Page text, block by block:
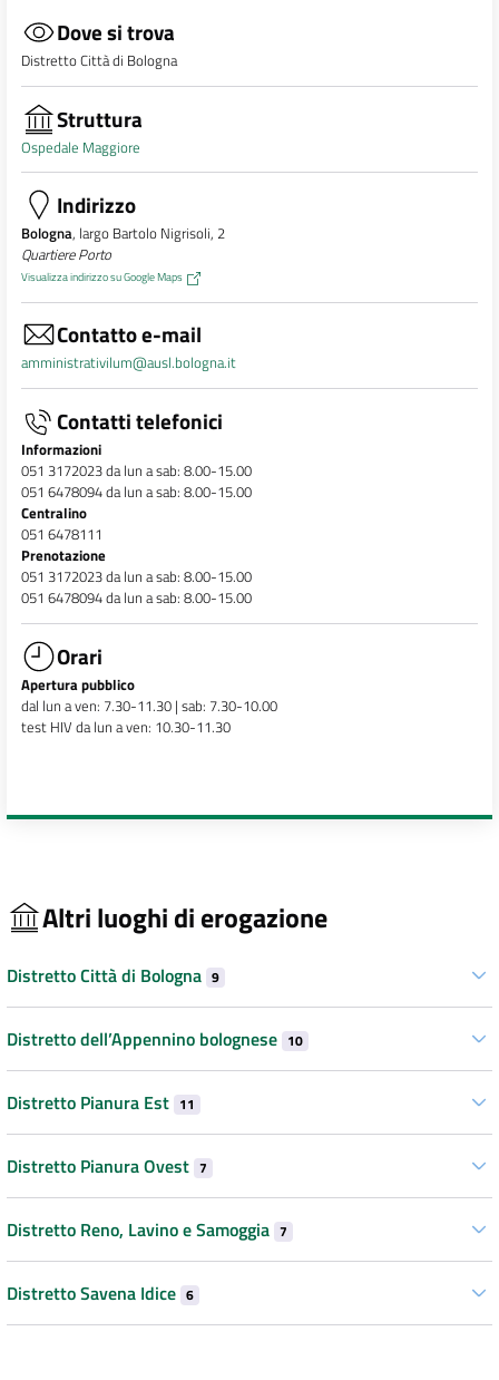
Dove si trova
Distretto Città di Bologna
Struttura
Ospedale Maggiore
Indirizzo
Bologna, largo Bartolo Nigrisoli, 2
Quartiere Porto
Visualizza indirizzo su Google Maps
Contatto e-mail
amministrativilum@ausl.bologna.it
Contatti telefonici
Informazioni
051 3172023 da lun a sab: 8.00-15.00
051 6478094 da lun a sab: 8.00-15.00
Centralino
051 6478111
Prenotazione
051 3172023 da lun a sab: 8.00-15.00
051 6478094 da lun a sab: 8.00-15.00
Orari
Apertura pubblico
dal lun a ven: 7.30-11.30 | sab: 7.30-10.00
test HIV da lun a ven: 10.30-11.30
Altri luoghi di erogazione
Distretto Città di Bologna 9
Distretto dell’Appennino bolognese 10
Distretto Pianura Est 11
Distretto Pianura Ovest 7
Distretto Reno, Lavino e Samoggia 7
Distretto Savena Idice 6